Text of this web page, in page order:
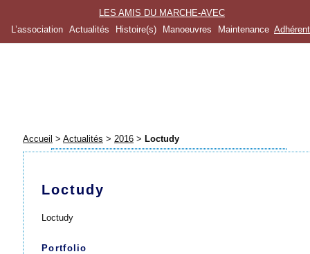
LES AMIS DU MARCHE-AVEC
L’association
Actualités Histoire(s) Manoeuvres Maintenance
Accueil > Actualités > 2016 > Loctudy
Loctudy
Loctudy
Portfolio